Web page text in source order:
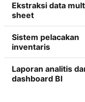
Ekstraksi data
sheet
Sistem pelacakan
inventaris
Laporan analitis
dashboard BI